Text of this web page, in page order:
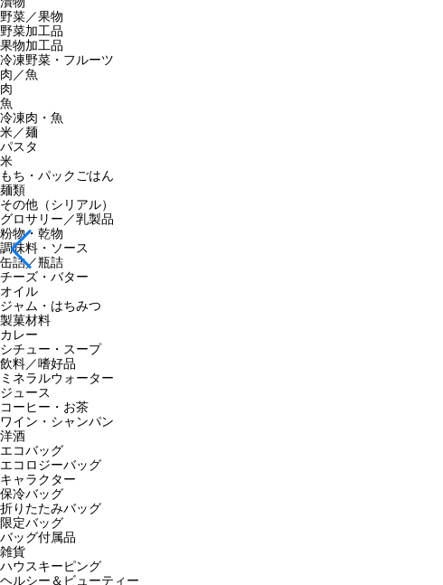
野菜／果物
野菜加工品
果物加工品
冷凍野菜・フルーツ
肉／魚
肉
魚
冷凍肉・魚
米／麺
パスタ
米
もち・パックごはん
麺類
その他（シリアル）
グロサリー／乳製品
粉物・乾物
調味料・ソース
缶詰／瓶詰
チーズ・バター
オイル
ジャム・はちみつ
製菓材料
カレー
シチュー・スープ
飲料／嗜好品
ミネラルウォーター
ジュース
コーヒー・お茶
ワイン・シャンパン
洋酒
エコバッグ
エコロジーバッグ
キャラクター
保冷バッグ
折りたたみバッグ
限定バッグ
バッグ付属品
雑貨
ハウスキーピング
ヘルシー＆ビューティー